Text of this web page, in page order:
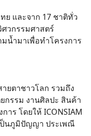
และจาก 17 ชาติทั่ว
วกรรมศาสตร์
น้ำมาเพื่อทำโครงการ
ยตาชาวโลก รวมถึง
กรรม งานศิลปะ สินค้า
ร โดยให้ ICONSIAM
ป็นภูมิปัญญา ประเพณี